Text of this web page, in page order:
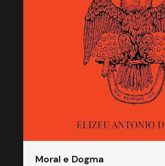
Moral e Dogma